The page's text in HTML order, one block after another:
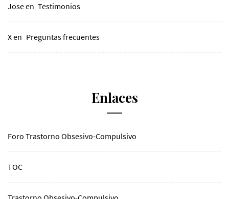
Joseen Testimonios
Xen Preguntas frecuentes
Enlaces
Foro Trastorno Obsesivo-Compulsivo
TOC